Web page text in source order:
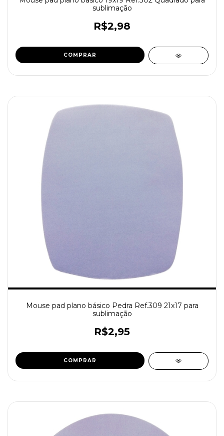
sublimação
R$2,98
Mouse pad plano básico Pedra Ref.309 21x17 para
sublimação
R$2,95